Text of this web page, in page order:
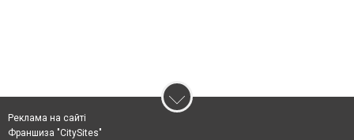
Реклама на сайті
Франшиза "CitySites"